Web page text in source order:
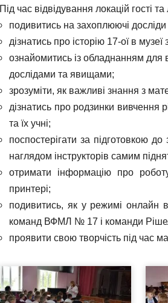
Під час відвідування локацій гості
подивитись на захоплюючі досліди в
дізнатись про історію 17-ої в музеї
ознайомитись із обладнанням для
дослідами та явищами;
зрозуміти, як важливі знання з
дізнатись про родзинки вивчення
та їх учні;
поспостерігати за підготовкою
наглядом інструкторів самим
отримати інформацію про
принтері;
подивитись, як у режимі онлайн
команд ВФМЛ № 17 і команди
проявити свою творчість під час